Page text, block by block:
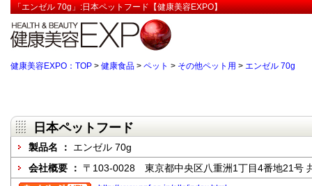
「エンゼル 70g」:日本ペットフード【健康美容EXPO】
健康美容EXPO：TOP > 健康食品 > ペット > その他ペット用 > エンゼル 70g
日本ペットフード
製品名 ： エンゼル 70g
会社概要 ： 〒103-0028 東京都中央区八重洲1丁目4番地21号